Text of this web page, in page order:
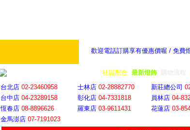
歡迎電話訂購享有優惠價喔 / 免費
社區配合 最新燈飾
台北店 02-23460958 士林店 02-28882770 新莊總公司
台中店 04-23289158 彰化店 04-7331818 員林店 04-
恆春店 08-8896626 羅東店 03-9611431 花蓮店 03-
金馬澎店 07-7191023